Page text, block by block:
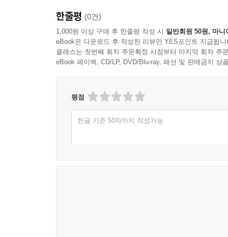
있으며, 그것이 당당하고 당연한 일이라는 대
높아짐으로써, 이러한 자유롭고 풍요로운 삶에 대
비록 곧이어 외환위기 등을 겪으며 신자유주의
100년 동안 딱 두 번, 신데렐라 이야기의 흐름으로
2010년대에 다시 신데렐라 이야기의 인기는
한줄평 (0건)
1,000원 이상 구매 후 한줄평 작성 시 일반회원 50원, 마니
eBook은 다운로드 후 작성한 리뷰만 YES포인트 지급됩니
클래스는 첫번째 회차 주문확정 시점부터 마지막 회차 주
eBook 페이백, CD/LP, DVD/Blu-ray, 패션 및 판매금지 상
평점
한글 기준 50자까지 작성가능